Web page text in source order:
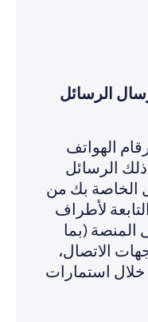
إرسال الرسائل
الهواتف
الرسائل
الخاصة بك من
لأطراف
المنصة (بما
الاتصال،
خلال استمارات